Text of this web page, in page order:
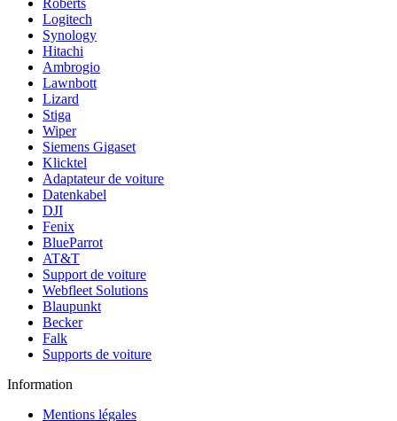
Roberts
Logitech
Synology
Hitachi
Ambrogio
Lawnbott
Lizard
Stiga
Wiper
Siemens Gigaset
Klicktel
Adaptateur de voiture
Datenkabel
DJI
Fenix
BlueParrot
AT&T
Support de voiture
Webfleet Solutions
Blaupunkt
Becker
Falk
Supports de voiture
Information
Mentions légales